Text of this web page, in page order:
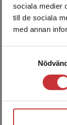
sociala medier
till de sociala
med annan
Jan
verksam som